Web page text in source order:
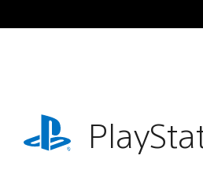
al
playstation.com